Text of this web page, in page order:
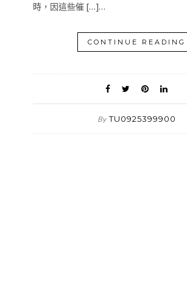
時，因這些催 […]…
CONTINUE READING
By TU0925399900